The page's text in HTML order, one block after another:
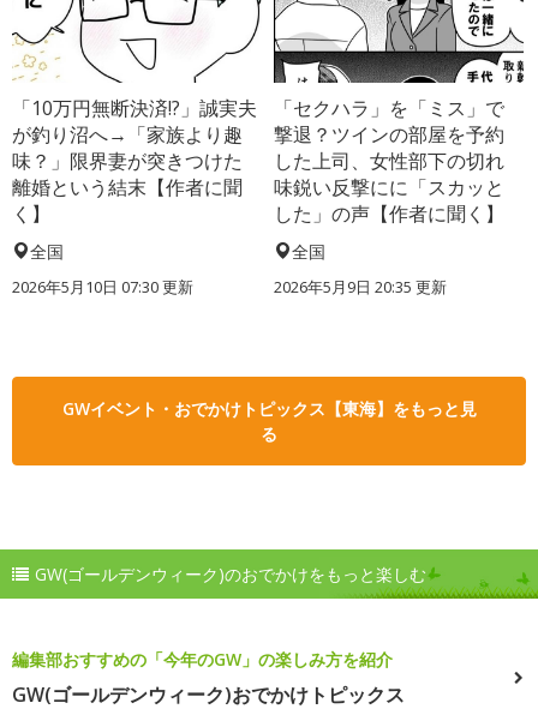
「10万円無断決済!?」誠実夫
が釣り沼へ→「家族より趣
味？」限界妻が突きつけた
離婚という結末【作者に聞
く】
全国
2026年5月10日 07:30 更新
「セクハラ」を「ミス」で
撃退？ツインの部屋を予約
した上司、女性部下の切れ
味鋭い反撃にに「スカッと
した」の声【作者に聞く】
全国
2026年5月9日 20:35 更新
GWイベント・おでかけトピックス【東海】をもっと見
る
GW(ゴールデンウィーク)のおでかけをもっと楽しむ
編集部おすすめの「今年のGW」の楽しみ方を紹介
GW(ゴールデンウィーク)おでかけトピックス